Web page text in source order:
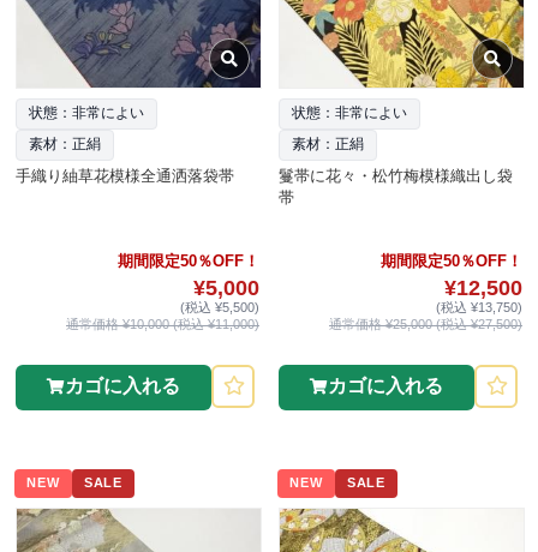
状態：非常によい
素材：正絹
手織り紬草花模様全通洒落袋帯
期間限定50％OFF！
¥5,000
(税込 ¥5,500)
通常価格 ¥10,000 (税込 ¥11,000)
カゴに入れる
状態：非常によい
素材：正絹
鬘帯に花々・松竹梅模様織出し袋
帯
期間限定50％OFF！
¥12,500
(税込 ¥13,750)
通常価格 ¥25,000 (税込 ¥27,500)
カゴに入れる
NEW SALE NEW SALE